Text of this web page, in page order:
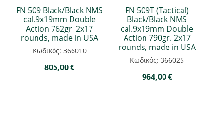
FN 509 Black/Black NMS
cal.9x19mm Double
Action 762gr. 2x17
rounds, made in USA
Κωδικός: 366010
805,00€
FN 509T (Tactical)
Black/Black NMS
cal.9x19mm Double
Action 790gr. 2x17
rounds, made in USA
Κωδικός: 366025
964,00€